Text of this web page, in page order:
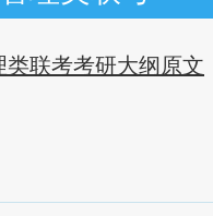
类联考考研大纲原文